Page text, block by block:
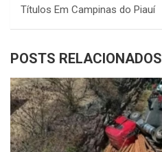
Títulos Em Campinas do Piauí
POSTS RELACIONADOS